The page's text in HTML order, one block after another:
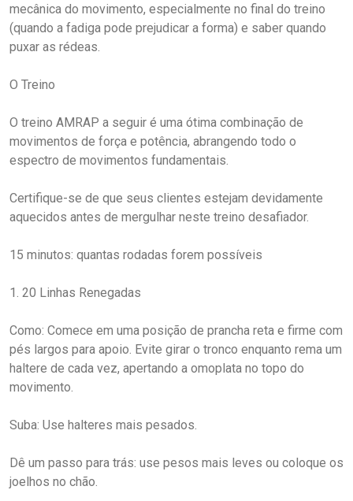
mecânica do movimento, especialmente no final do treino
(quando a fadiga pode prejudicar a forma) e saber quando
puxar as rédeas.
O Treino
O treino AMRAP a seguir é uma ótima combinação de
movimentos de força e potência, abrangendo todo o
espectro de movimentos fundamentais.
Certifique-se de que seus clientes estejam devidamente
aquecidos antes de mergulhar neste treino desafiador.
15 minutos: quantas rodadas forem possíveis
1. 20 Linhas Renegadas
Como: Comece em uma posição de prancha reta e firme com
pés largos para apoio. Evite girar o tronco enquanto rema um
haltere de cada vez, apertando a omoplata no topo do
movimento.
Suba: Use halteres mais pesados.
Dê um passo para trás: use pesos mais leves ou coloque os
joelhos no chão.